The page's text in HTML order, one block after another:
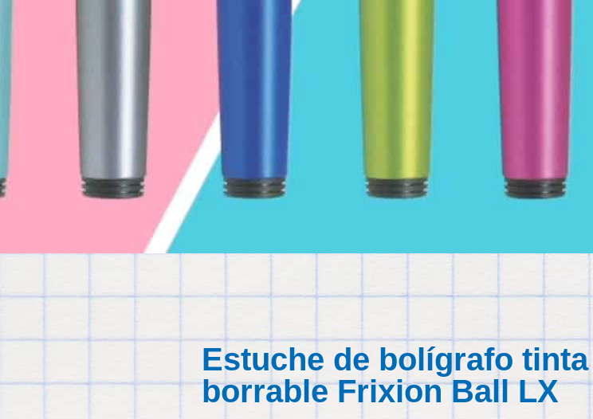
Estuche de bolígrafo tinta
borrable Frixion Ball LX